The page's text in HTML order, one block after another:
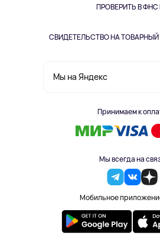
ПРОВЕРИТЬ В ФНС
СВИДЕТЕЛЬСТВО НА ТОВАРНЫЙ
Мы на Яндекс
Принимаем к
Мы всегда на
Мобильное
Одежда и аксессуары